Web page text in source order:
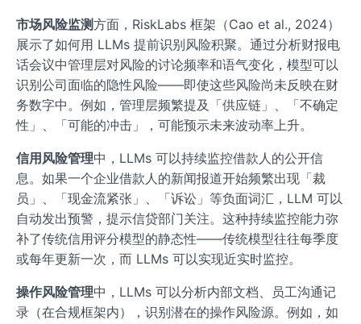
市场风险监测方面，RiskLabs 框架（Cao et al., 2024）
展示了如何用 LLMs 提前识别风险积聚。通过分析财报电
话会议中管理层对风险的讨论频率和语气变化，模型可以
识别公司面临的隐性风险——即使这些风险尚未反映在财
务数字中。例如，管理层频繁提及「供应链」、「不确定
性」、「可能的冲击」，可能预示未来波动率上升。
信用风险管理中，LLMs 可以持续监控借款人的公开信
息。如果一个企业借款人的新闻报道开始频繁出现「裁
员」、「现金流紧张」、「诉讼」等负面词汇，LLM 可以
自动发出预警，提示信贷部门关注。这种持续监控能力弥
补了传统信用评分模型的静态性——传统模型往往每季度
或每年更新一次，而 LLMs 可以实现近实时监控。
操作风险管理中，LLMs 可以分析内部文档、员工沟通记
录（在合规框架内），识别潜在的操作风险源。例如，如